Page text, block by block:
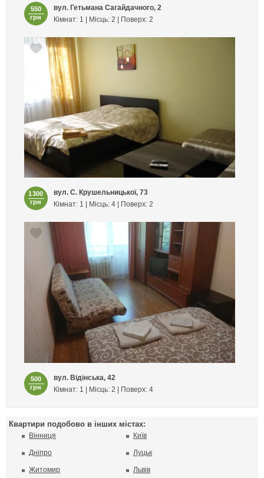
550
грн
вул. Гетьмана Сагайдачного, 2
Кімнат: 1 | Місць: 2 | Поверх: 2
1300
грн
вул. С. Крушельницької, 73
Кімнат: 1 | Місць: 4 | Поверх: 2
500
грн
вул. Відінська, 42
Кімнат: 1 | Місць: 2 | Поверх: 4
Квартири подобово в інших містах:
Вінниця
Дніпро
Житомир
Київ
Луцьк
Львів